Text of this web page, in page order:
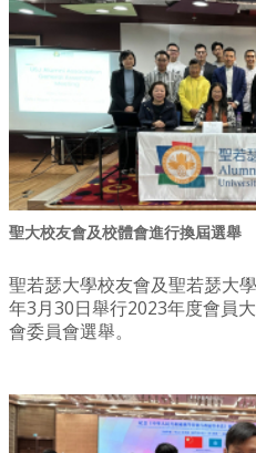
聖大校友會及校體會進行換屆選舉
聖若瑟大學校友會及聖若瑟大
年3月30日舉行2023年度會員
會委員會選舉。